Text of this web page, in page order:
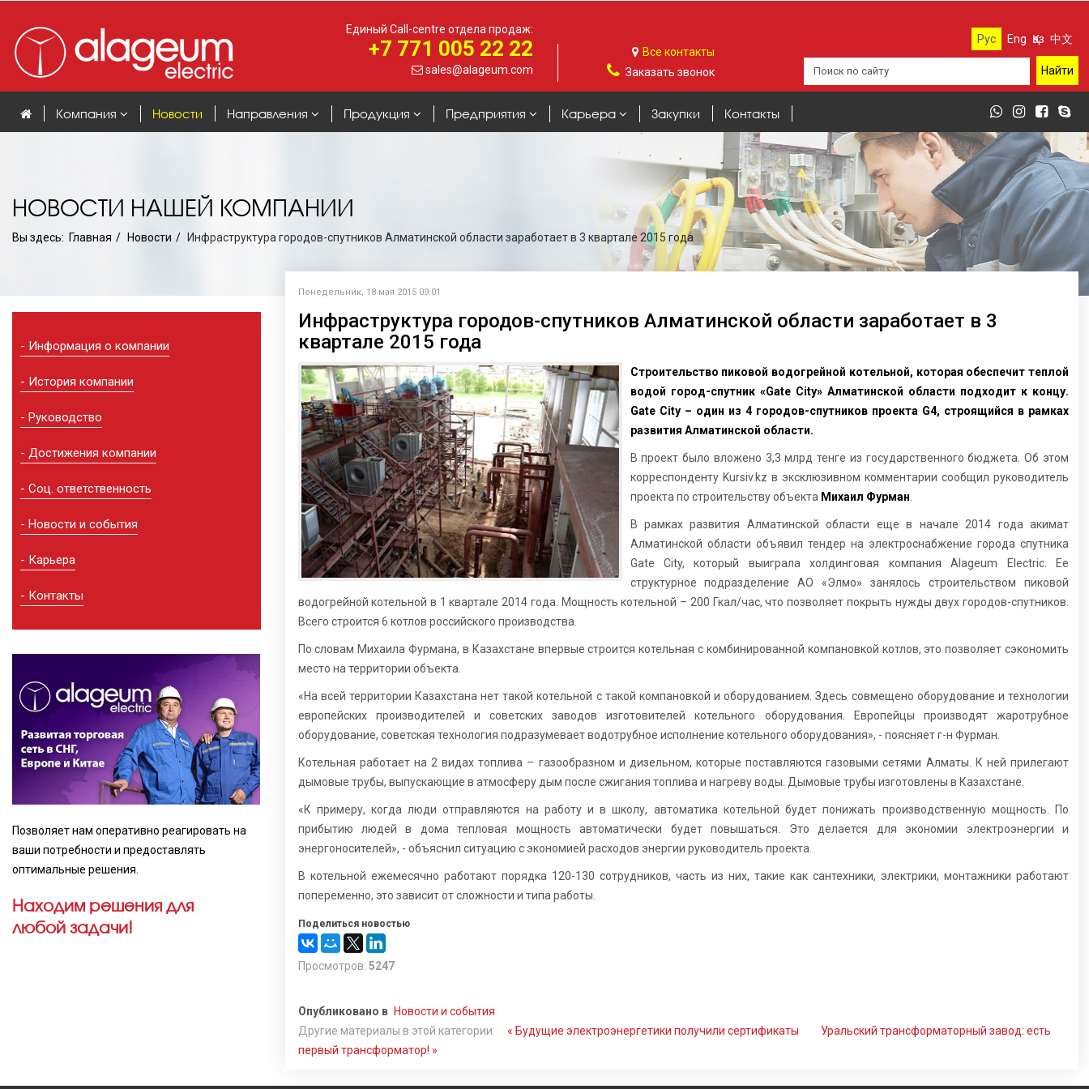
Единый Call-centre отдела продаж:
+7 771 005 22 22
sales@alageum.com
Все контакты
Заказать звонок
Рус Eng Қаз 中文
Компания Новости Направления Продукция Предприятия Карьера Закупки Контакты
НОВОСТИ НАШЕЙ КОМПАНИИ
Вы здесь: Главная Новости Инфраструктура городов-спутников Алматинской области заработает в 3 квартале 2015 года
Информация о компании
История компании
Руководство
Достижения компании
Соц. ответственность
Новости и события
Карьера
Контакты
Позволяет нам оперативно реагировать на
ваши потребности и предоставлять
оптимальные решения.
Находим решения для
любой задачи!
Понедельник, 18 мая 2015 09:01
Инфраструктура городов-спутников Алматинской области заработает в 3
квартале 2015 года
Строительство пиковой водогрейной котельной, которая обеспечит теплой
водой город-спутник «Gate City» Алматинской области подходит к концу.
Gate City – один из 4 городов-спутников проекта G4, строящийся в рамках
развития Алматинской области.
В проект было вложено 3,3 млрд тенге из государственного бюджета. Об этом
корреспонденту Kursiv.kz в эксклюзивном комментарии сообщил руководитель
проекта по строительству объекта Михаил Фурман
В рамках развития Алматинской области еще в начале 2014 года акимат
Алматинской области объявил тендер на электроснабжение города спутника
Gate City, который выиграла холдинговая компания Alageum Electric. Ее
структурное подразделение АО «Элмо» занялось строительством пиковой
водогрейной котельной в 1 квартале 2014 года. Мощность котельной – 200 Гкал/час, что позволяет покрыть нужды двух городов-спутников.
Всего строится 6 котлов российского производства.
По словам Михаила Фурмана, в Казахстане впервые строится котельная с комбинированной компановкой котлов, это позволяет сэкономить
место на территории объекта.
«На всей территории Казахстана нет такой котельной с такой компановкой и оборудованием. Здесь совмещено оборудование и технологии
европейских производителей и советских заводов изготовителей котельного оборудования. Европейцы производят жаротрубное
оборудование, советская технология подразумевает водотрубное исполнение котельного оборудования», - поясняет г-н Фурман.
Котельная работает на 2 видах топлива – газообразном и дизельном, которые поставляются газовыми сетями Алматы. К ней прилегают
дымовые трубы, выпускающие в атмосферу дым после сжигания топлива и нагреву воды. Дымовые трубы изготовлены в Казахстане.
«К примеру, когда люди отправляются на работу и в школу, автоматика котельной будет понижать производственную мощность. По
прибытию людей в дома тепловая мощность автоматически будет повышаться. Это делается для экономии электроэнергии и
энергоносителей», - объяснил ситуацию с экономией расходов энергии руководитель проекта.
В котельной ежемесячно работают порядка 120-130 сотрудников, часть из них, такие как сантехники, электрики, монтажники работают
попеременно, это зависит от сложности и типа работы.
Поделиться новостью
Просмотров: 5247
Опубликовано в Новости и события
Другие материалы в этой категории:
« Будущие электроэнергетики получили сертификаты
Уральский трансформаторный завод: есть
первый трансформатор! »